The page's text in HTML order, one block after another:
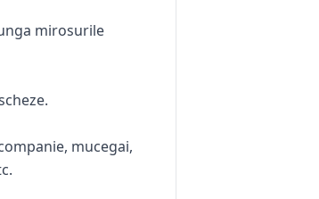
mirosurile
mucegai,